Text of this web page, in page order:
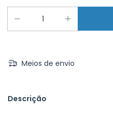
Meios de envio
Descrição